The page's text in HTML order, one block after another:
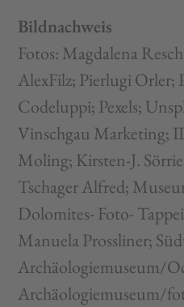
Bildnachweis
Fotos: Magdalena
AlexFilz; Pierlugi Orler;
Codeluppi; Pexels;
Vinschgau Marketing;
Moling; Kirsten-J.
Tschager Alfred;
Dolomites- Foto-
Manuela Prossliner;
Archäologiemuseum/
Archäologiemuseum/